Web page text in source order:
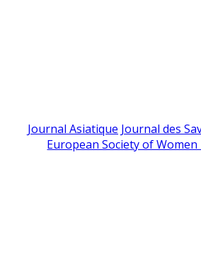
Journal Asiatique Journal des
European Society of